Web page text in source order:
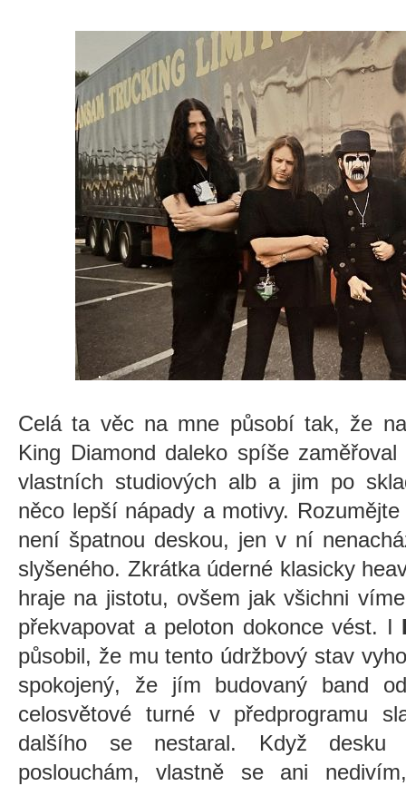
Celá ta věc na mne působí tak, že
King Diamond daleko spíše
vlastních studiových alb a jim po
něco lepší nápady a motivy.
není špatnou deskou, jen v ní
slyšeného. Zkrátka úderné klasicky
hraje na jistotu, ovšem jak všichni
překvapovat a peloton dokonce vést. I
působil, že mu tento údržbový stav
spokojený, že jím budovaný band
celosvětové turné v předprogramu
dalšího se nestaral. Když desku
poslouchám, vlastně se ani